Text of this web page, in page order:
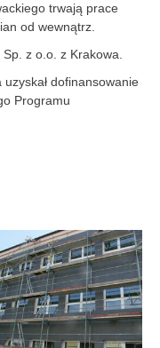
trwają prace
od wewnątrz.
z o.o. z Krakowa.
dofinansowanie
Programu